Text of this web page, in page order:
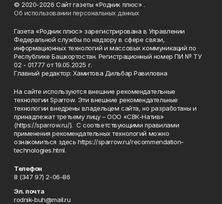
© 2020-2026 Сайт газеты «Родник плюс» .
Об использовании персональных данных
Газета «Родник плюс» зарегистрирована в Управлении
Федеральной службы по надзору в сфере связи,
информационных технологий и массовых коммуникаций по
Республике Башкортостан. Регистрационный номер ПИ № ТУ
02 - 01777 от 19.05.2025 г.
Главный редактор: Хамитова Дильбар Равиловна
На сайте используются внешние рекомендательные
технологии Sparrow. Эти внешние рекомендательные
технологии внедрены владельцем сайта, но разработаны и
принадлежат третьему лицу – ООО «СВК-Натив»
(https://sparrow.ru/). С соответствующими правилами
применения рекомендательных технологий можно
ознакомиться здесь https://sparrow.ru/recommendation-
technologies.html.
Телефон
8 (347 97) 2-06-86
Эл. почта
rodnik-buh@mail.ru